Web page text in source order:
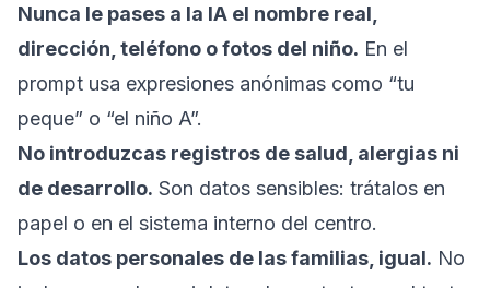
Nunca le pases a la IA el nombre real,
dirección, teléfono o fotos del niño. En el
prompt usa expresiones anónimas como “tu
peque” o “el niño A”.
No introduzcas registros de salud, alergias ni
de desarrollo. Son datos sensibles: trátalos en
papel o en el sistema interno del centro.
Los datos personales de las familias, igual. No